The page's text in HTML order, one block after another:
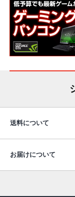
送料について
お届けについて